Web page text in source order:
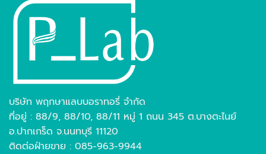
บริษัท พฤกษาแลบบอราทอรี่ จำกัด
ที่อยู่ : 88/9, 88/10, 88/11 หมู่ 1 ถนน 345 ต.บางตะไนย์
อ.ปากเกร็ด จ.นนทบุรี 11120
ติดต่อฝ่ายขาย : 085-963-9944